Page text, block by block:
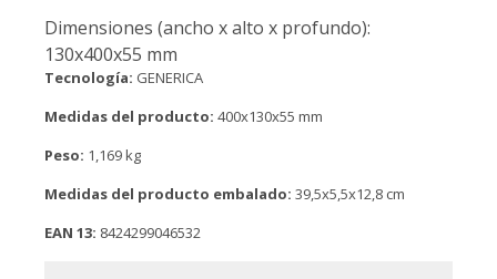
Dimensiones (ancho x alto x profundo):
130x400x55 mm
Tecnología: GENERICA
Medidas del producto: 400x130x55 mm
Peso: 1,169 kg
Medidas del producto embalado: 39,5x5,5x12,8 cm
EAN 13: 8424299046532